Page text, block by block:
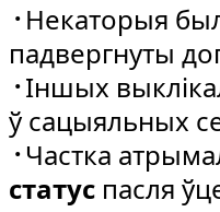
᠂Некаторыя
падвергнуты
᠂Іншых
ў сацыяльных
᠂Частка
статус пасля